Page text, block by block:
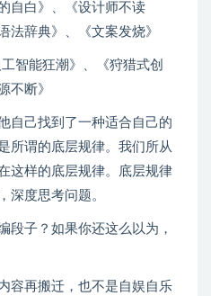
自白》、《设计师不读
法辞典》、《文案发烧》
智能狂潮》、《狩猎式创
不断》
自己找到了一种适合自己的
所谓的底层规律。我们所从
这样的底层规律。底层规律
深度思考问题。
段子？如果你还这么以为，
容再搬迁，也不是自娱自乐